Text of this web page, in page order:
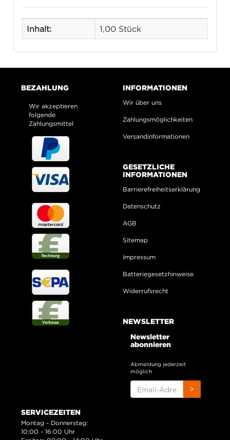
Inhalt: 1,00 Stück
BEZAHLUNG
Wir akzeptieren
folgende
Zahlungsmittel
INFORMATIONEN
Wir über uns
Zahlungsmöglichkeiten
Versandinformationen
GESETZLICHE
INFORMATIONEN
Barrierefreiheitserklärung
Datenschutz
AGB
Sitemap
Impressum
Batteriegesetzhinweise
Widerrufsrecht
NEWSLETTER
Newsletter
abonnieren
Abmeldung jederzeit
möglich
ADRESSE
>
SERVICEZEITEN
Montag - Donnerstag:
10:00 - 16:00 Uhr